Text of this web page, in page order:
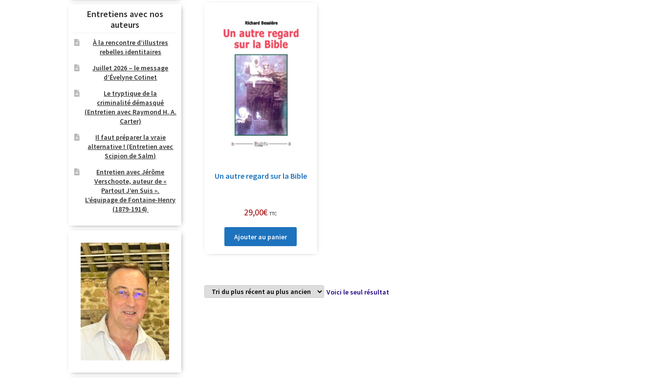
Un autre regard sur la Bible
29,00€ TTC
Ajouter au panier
Voici le seul résultat
Entretiens avec nos
auteurs
À la rencontre d’illustres
rebelles identitaires
Juillet 2026 – le message
d’Évelyne Cotinet
Le tryptique de la
criminalité démasqué
(Entretien avec Raymond H. A.
Carter)
Il faut préparer la vraie
alternative ! (Entretien avec
Scipion de Salm)
Entretien avec Jérôme
Verschoote, auteur de «
Partout J’en Suis ».
L’équipage de Fontaine-Henry
(1879-1914)